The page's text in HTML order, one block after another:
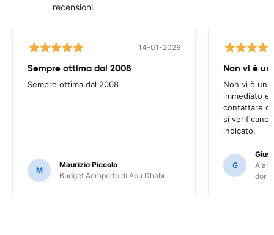
recensioni
14-01-2026
Sempre ottima dal 2008
Sempre ottima dal 2008
M
Maurizio Piccolo
Budget Aeroporto di Abu Dhabi
Non vi è
Non vi è un
immediato e
contattare
si verificano
indicato.
G
dori